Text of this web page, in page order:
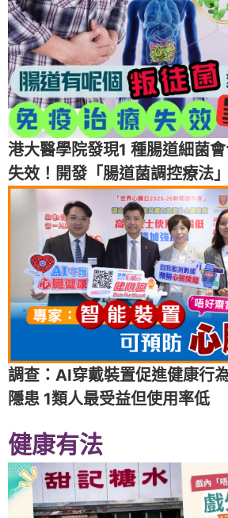
港大醫學院發現1 種腸道細菌
失效！開發「腸道菌調控療法
調查：AI穿戴裝置促進健康行
隱患 1類人最受益但使用率低
健康有法